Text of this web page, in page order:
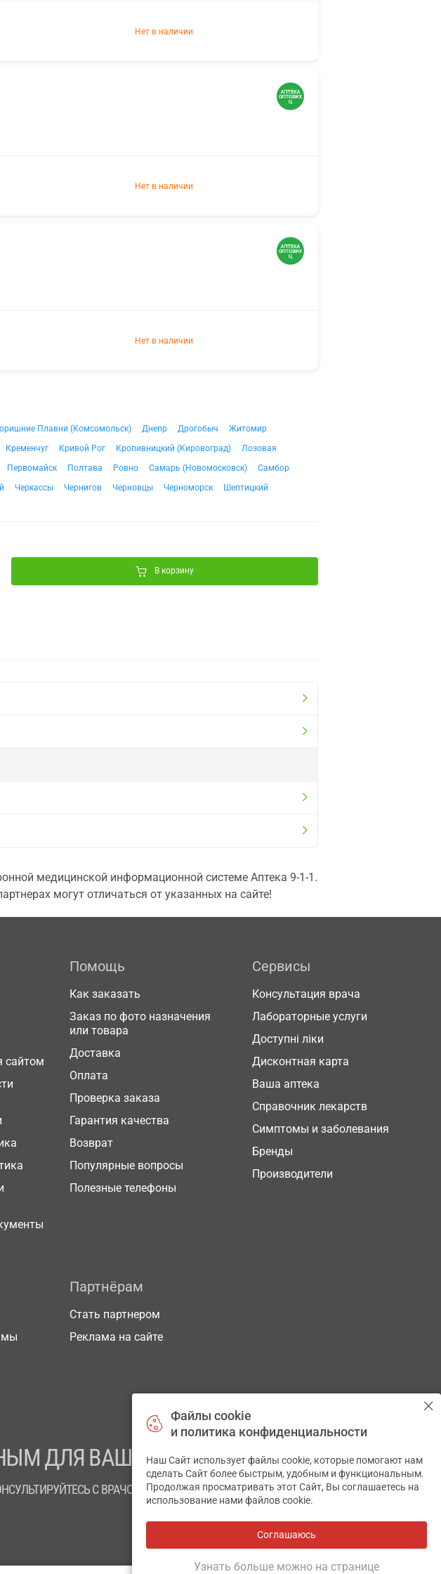
Нет в наличии
Нет в наличии
Нет в наличии
Плавни (Комсомольск) Днепр Дрогобыч
Житомир
Кременчуг Кривой Рог Кропивницкий (Кировоград)
Лозовая
Первомайск Полтава Ровно Самарь (Новомосковск)
Самбор
Черкассы Чернигов Черновцы Черноморск Шептицкий
В корзину
медицинской информационной системе Аптека 9-1-1.
могут отличаться от указанных на сайте!
сайтом
Помощь
Как заказать
Заказ по фото назначения
или товара
Доставка
Оплата
Проверка заказа
Гарантия качества
Возврат
Популярные вопросы
Полезные телефоны
Сервисы
Консультация врача
Лабораторные услуги
Доступні ліки
Дисконтная карта
Ваша аптека
Справочник лекарств
Симптомы и заболевания
Бренды
Производители
Партнёрам
Стать партнером
Реклама на сайте
ДЛЯ ВАШЕГО ЗДОРОВЬЯ
С ВРАЧОМ
Файлы cookie
и политика конфиденциальности
Наш Сайт использует файлы cookie, которые помогают нам
сделать Сайт более быстрым, удобным и функциональным.
Продолжая просматривать этот Сайт, Вы соглашаетесь на
использование нами файлов cookie.
Соглашаюсь
Узнать больше можно на странице
✕